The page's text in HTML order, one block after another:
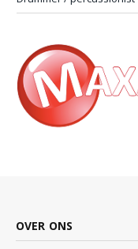
OVER ONS